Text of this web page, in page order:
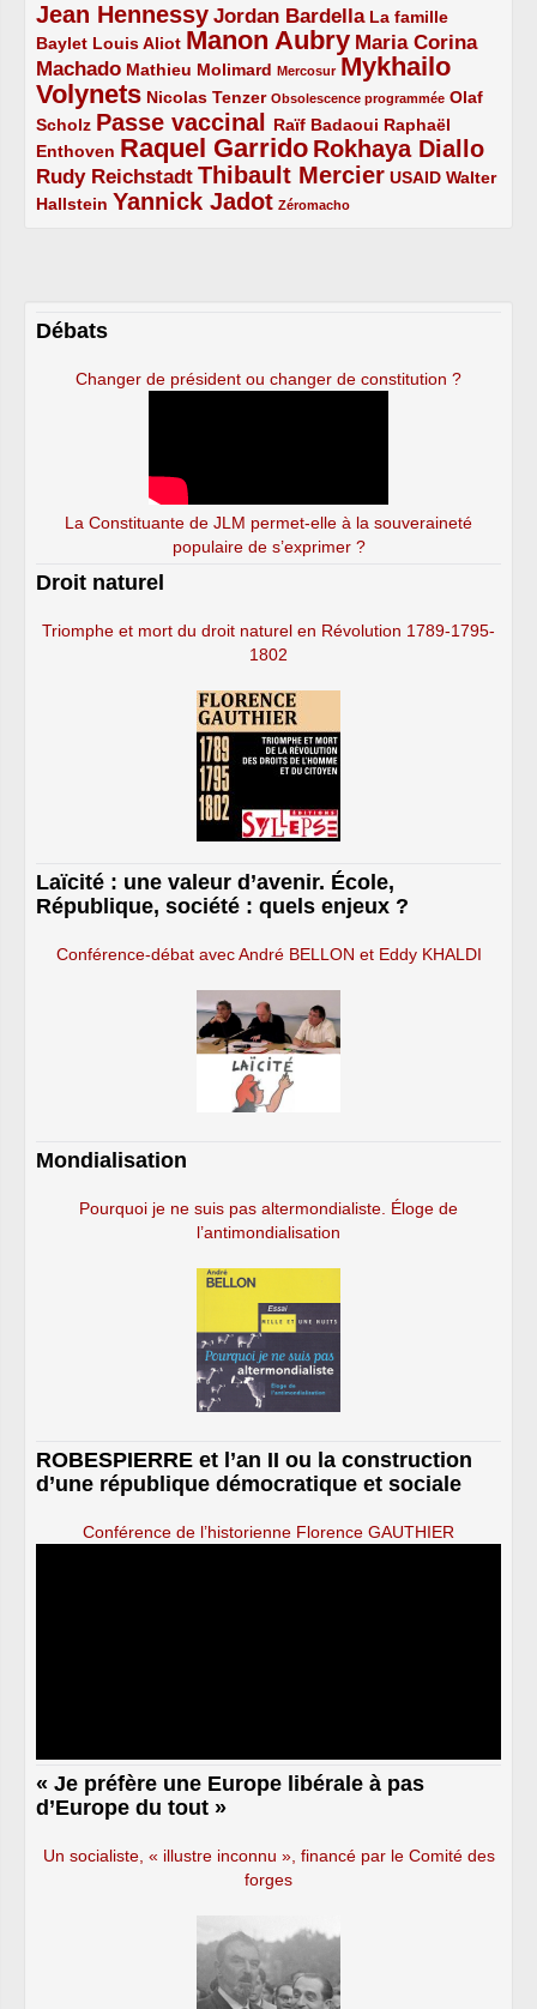
Jean Hennessy
4/5 Jordan Bardella
3/5
La famille
Baylet
2/5 Louis Aliot
2/5 Manon Aubry
5/5
Maria Corina
Machado
3/5 Mathieu Molimard
2/5 Mercosur
1/5
Mykhailo
Volynets
5/5 Nicolas Tenzer
2/5 Obsolescence programmée
1/5
Olaf
Scholz
2/5 Passe vaccinal
4/5 Raïf Badaoui
2/5
Raphaël
Enthoven
2/5 Raquel Garrido
5/5 Rokhaya Diallo
4/5
Rudy Reichstadt
3/5 Thibault Mercier
4/5 USAID
2/5
Walter
Hallstein
2/5 Yannick Jadot
4/5 Zéromacho
1/5
Débats
Changer de président ou changer de constitution ?
La Constituante de JLM permet-elle à la souveraineté
populaire de s’exprimer ?
Droit naturel
Triomphe et mort du droit naturel en Révolution 1789-1795-
1802
Laïcité : une valeur d’avenir. École,
République, société : quels enjeux ?
Conférence-débat avec André BELLON et Eddy KHALDI
Mondialisation
Pourquoi je ne suis pas altermondialiste. Éloge de
l’antimondialisation
ROBESPIERRE et l’an II ou la construction
d’une république démocratique et sociale
Conférence de l’historienne Florence GAUTHIER
« Je préfère une Europe libérale à pas
d’Europe du tout »
Un socialiste, « illustre inconnu », financé par le Comité des
forges